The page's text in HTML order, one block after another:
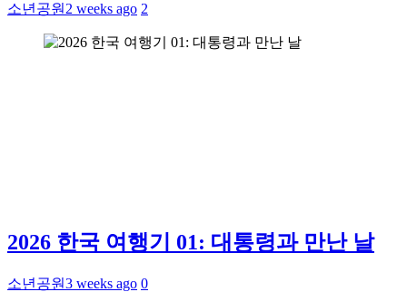
소년공원 2 weeks ago 2
2026 한국 여행기 01: 대통령과 만난 날
소년공원3 weeks ago 0